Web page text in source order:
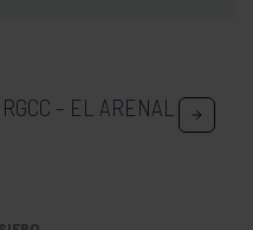
– EL ARENAL